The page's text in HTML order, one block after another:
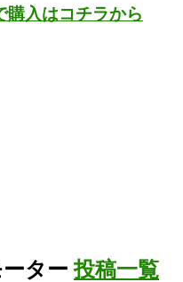
購入はコチラから
ーター投稿一覧